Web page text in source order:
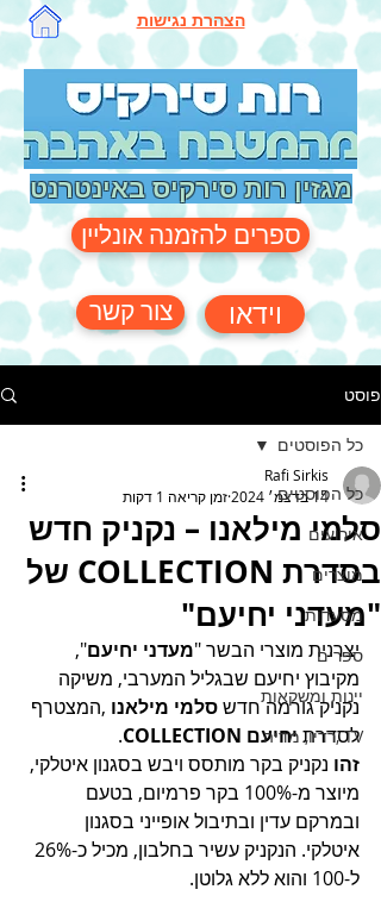
הצהרת נגישות
מגזין רות סירקיס באינטרנט
ספרים להזמנה אונליין
צור קשר וידאו
פוסט
כל הפוסטים
אירועים
מוצרים
מסעדות
ספרים
יינות ומשקאות
TV ,רדיו, מדיה
כל הפוסטים
סלמי מילאנו – נקניק חדש
בסדרת COLLECTION של
"מעדני יחיעם"
Rafi Sirkis
14 בדצמ׳ 2024
זמן קריאה 1 דקות
יצרנית מוצרי הבשר "מעדני יחיעם",
מקיבוץ יחיעם שבגליל המערבי, משיקה
נקניק גורמה חדש סלמי מילאנו ,המצטרף
לסדרת יחיעם COLLECTION
.
זהו נקניק בקר מותסס ויבש בסגנון איטלקי,
מיוצר מ-100% בקר פרמיום, בטעם
ובמרקם עדין ובתיבול אופייני בסגנון
ל-100 והוא ללא גלוטן.